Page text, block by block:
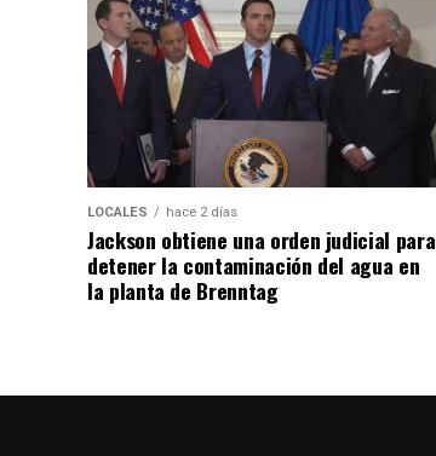
LOCALES hace 2 días
Jackson obtiene una orden judicial para
detener la contaminación del agua en
la planta de Brenntag